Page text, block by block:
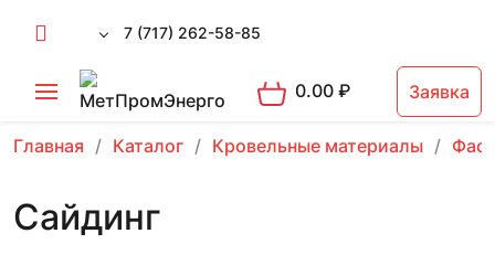
7 (717) 262-58-85
0.00₽ Заявка
Главная Каталог Кровельные материалы
Сайдинг